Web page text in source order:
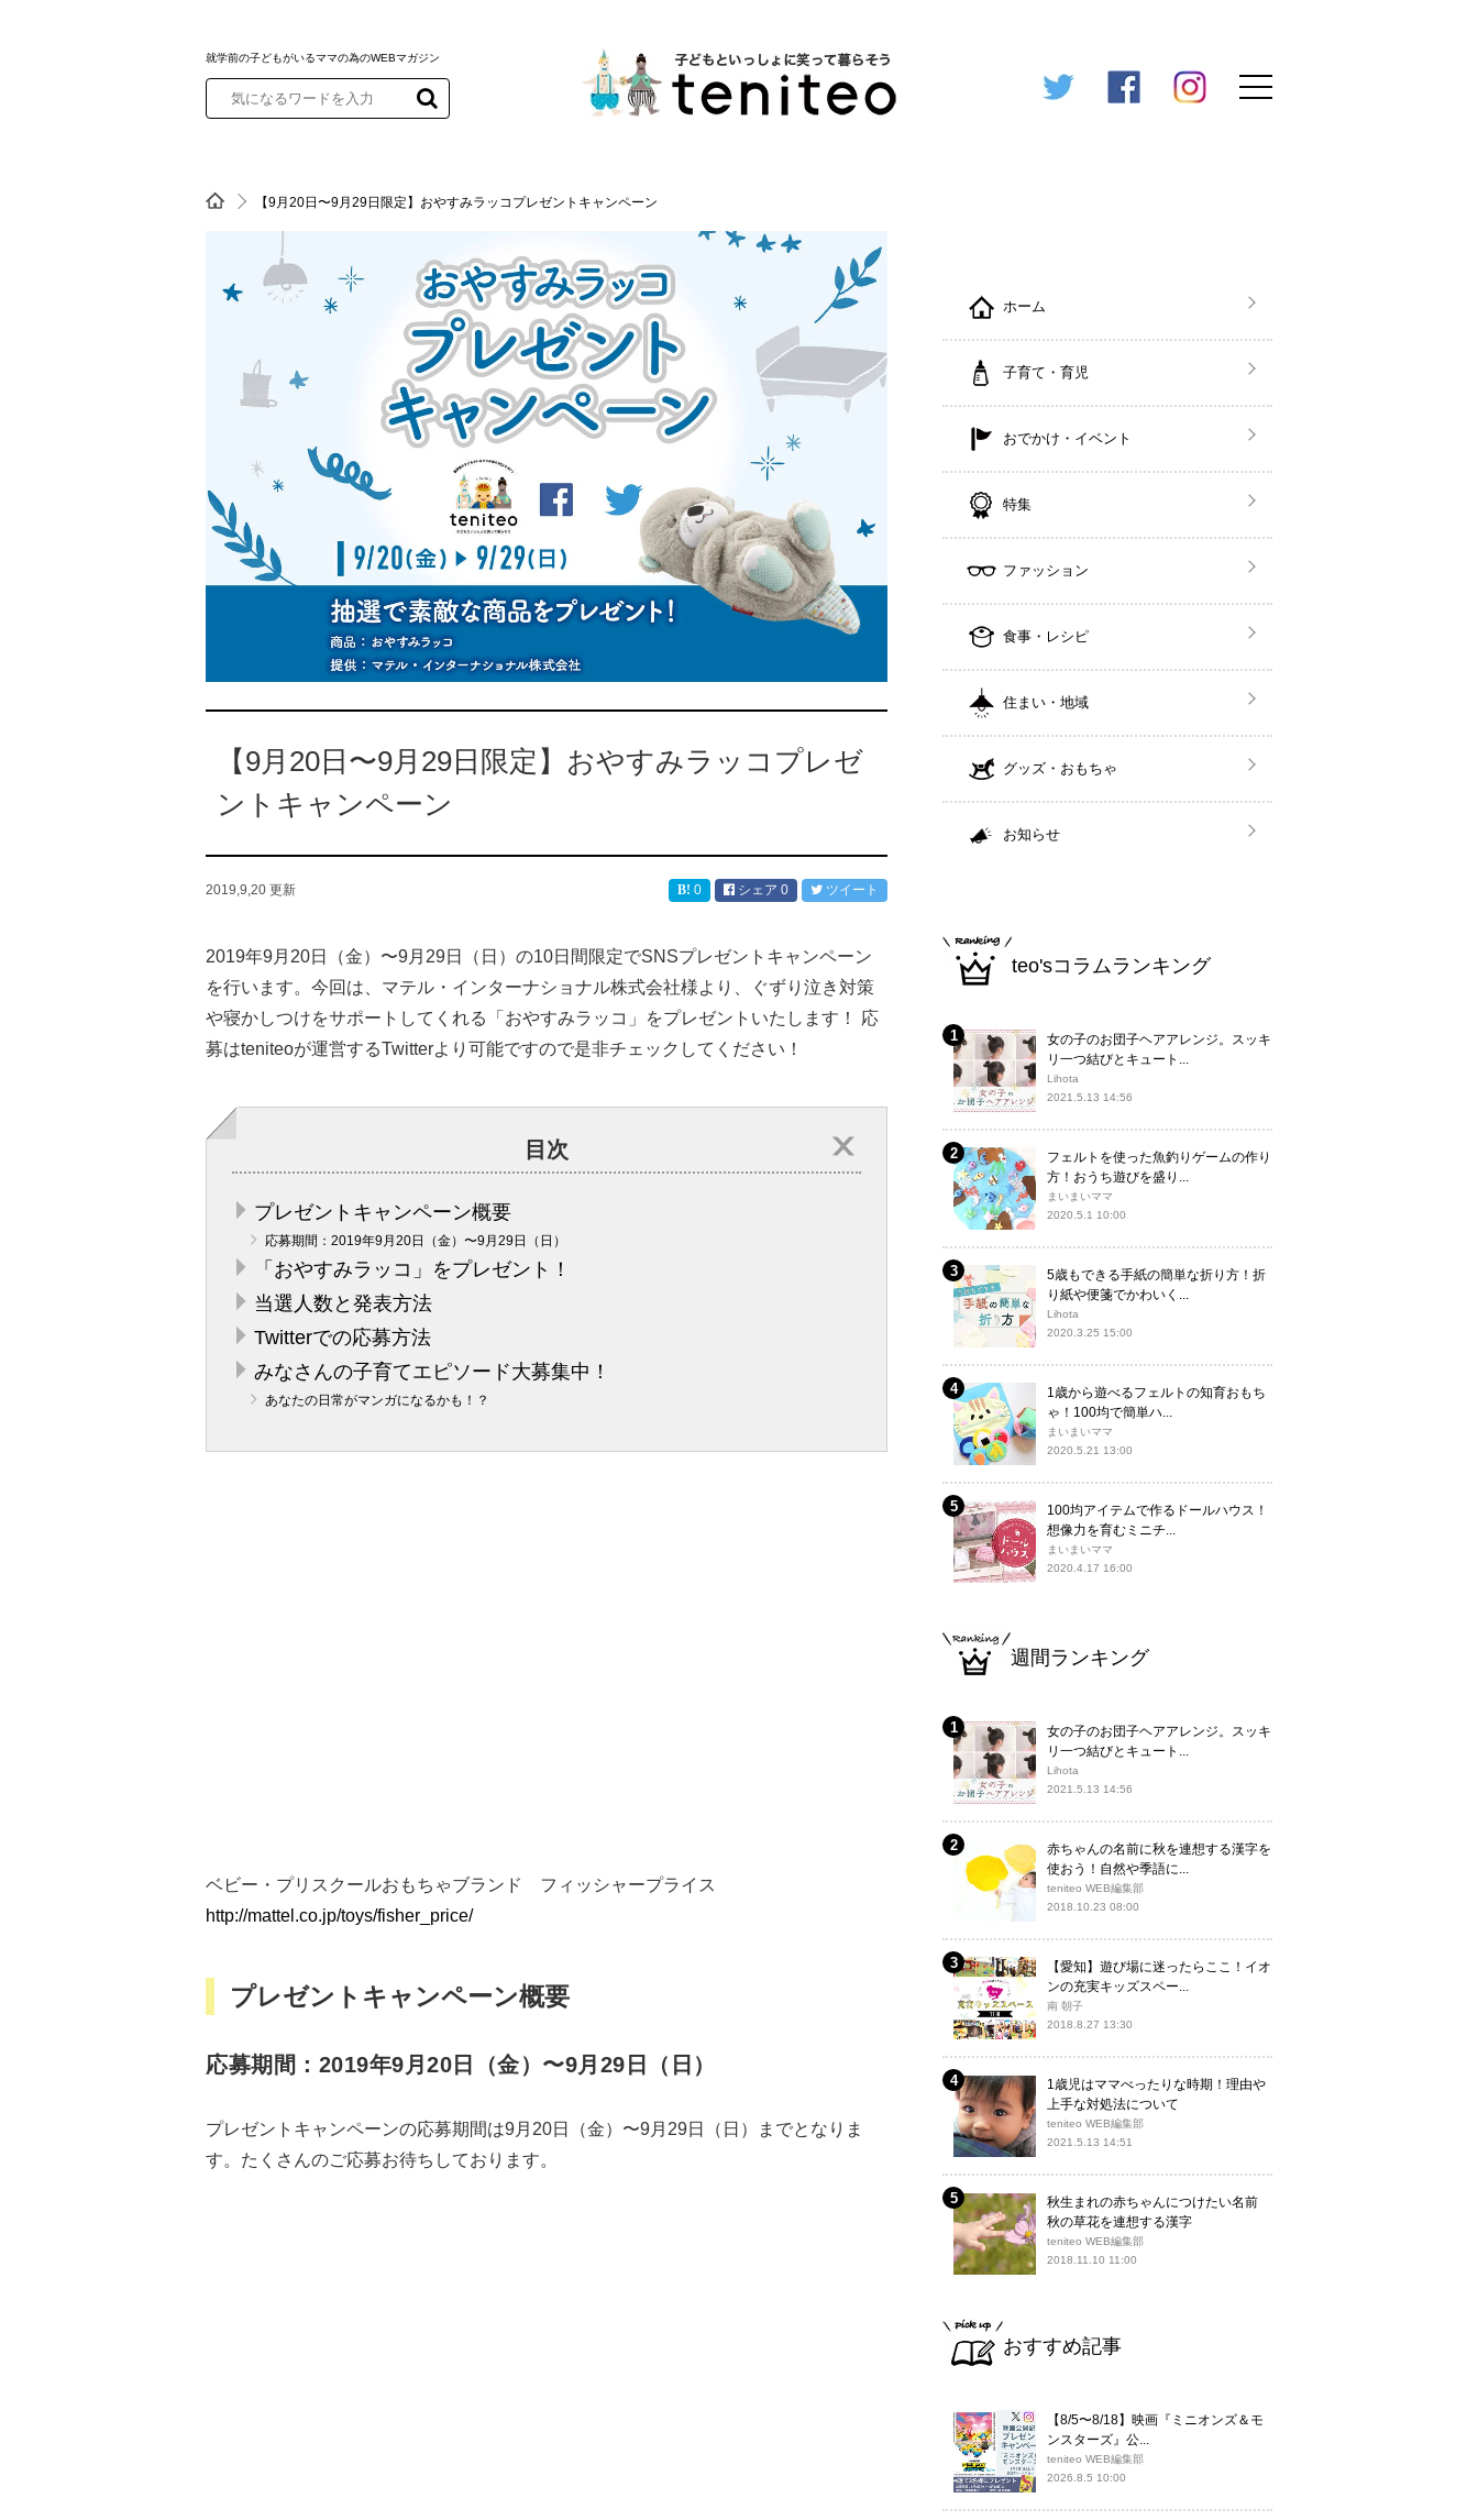
就学前の子どもがいるママの為のWEBマガジン
【9月20日〜9月29日限定】おやすみラッコプレゼントキャンペーン
【9月20日〜9月29日限定】おやすみラッコプレゼ
ントキャンペーン
2019,9,20 更新 0 シェア 0 ツイート
2019年9月20日（金）〜9月29日（日）の10日間限定でSNSプレゼントキャンペーン
を行います。今回は、マテル・インターナショナル株式会社様より、ぐずり泣き対策
や寝かしつけをサポートしてくれる「おやすみラッコ」をプレゼントいたします！ 応
募はteniteoが運営するTwitterより可能ですので是非チェックしてください！
目次
プレゼントキャンペーン概要
応募期間：2019年9月20日（金）〜9月29日（日）
「おやすみラッコ」をプレゼント！
当選人数と発表方法
Twitterでの応募方法
みなさんの子育てエピソード大募集中！
あなたの日常がマンガになるかも！？
ベビー・プリスクールおもちゃブランド フィッシャープライス
http://mattel.co.jp/toys/fisher_price/
プレゼントキャンペーン概要
応募期間：2019年9月20日（金）〜9月29日（日）
プレゼントキャンペーンの応募期間は9月20日（金）〜9月29日（日）までとなりま
す。たくさんのご応募お待ちしております。
ホーム
子育て・育児
おでかけ・イベント
特集
ファッション
食事・レシピ
住まい・地域
グッズ・おもちゃ
お知らせ
teo'sコラムランキング
女の子のお団子ヘアアレンジ。スッキ
リ一つ結びとキュート...
Lihota
2021.5.13 14:56
フェルトを使った魚釣りゲームの作り
方！おうち遊びを盛り...
まいまいママ
2020.5.1 10:00
5歳もできる手紙の簡単な折り方！折
り紙や便箋でかわいく...
Lihota
2020.3.25 15:00
1歳から遊べるフェルトの知育おもち
ゃ！100均で簡単ハ...
まいまいママ
2020.5.21 13:00
100均アイテムで作るドールハウス！
想像力を育むミニチ...
まいまいママ
2020.4.17 16:00
週間ランキング
女の子のお団子ヘアアレンジ。スッキ
リ一つ結びとキュート...
Lihota
2021.5.13 14:56
赤ちゃんの名前に秋を連想する漢字を
使おう！自然や季語に...
teniteo WEB編集部
2018.10.23 08:00
【愛知】遊び場に迷ったらここ！イオ
ンの充実キッズスペー...
南 朝子
2018.8.27 13:30
1歳児はママべったりな時期！理由や
上手な対処法について
teniteo WEB編集部
2021.5.13 14:51
秋生まれの赤ちゃんにつけたい名前
秋の草花を連想する漢字
teniteo WEB編集部
2018.11.10 11:00
おすすめ記事
【8/5〜8/18】映画『ミニオンズ＆モ
ンスターズ』公...
teniteo WEB編集部
2026.8.5 10:00